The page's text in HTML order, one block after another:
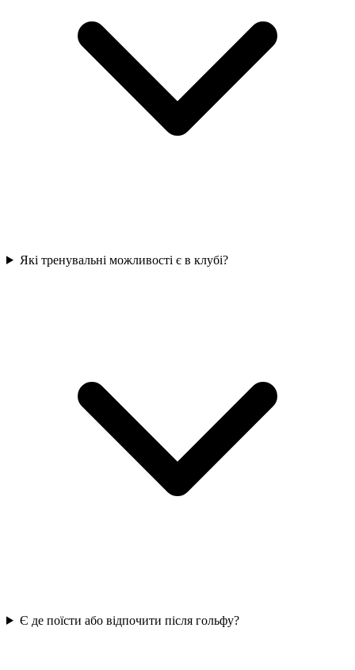
Які тренувальні можливості є в клубі?
Є де поїсти або відпочити після гольфу?